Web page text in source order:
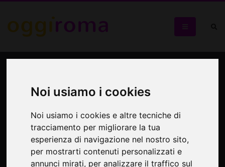
Noi usiamo i cookies
Noi usiamo i cookies e altre tecniche di
tracciamento per migliorare la tua
esperienza di navigazione nel nostro sito,
per mostrarti contenuti personalizzati e
annunci mirati, per analizzare il traffico sul
Antica, la regina delle vie
Passeggiata culturale per un breve tratto della Regina
Viarum